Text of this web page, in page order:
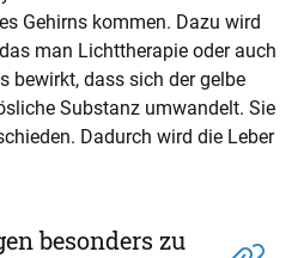
Gehirns kommen. Dazu wird
man Lichttherapie oder auch
bewirkt, dass sich der gelbe
Substanz umwandelt. Sie
Dadurch wird die Leber
besonders zu